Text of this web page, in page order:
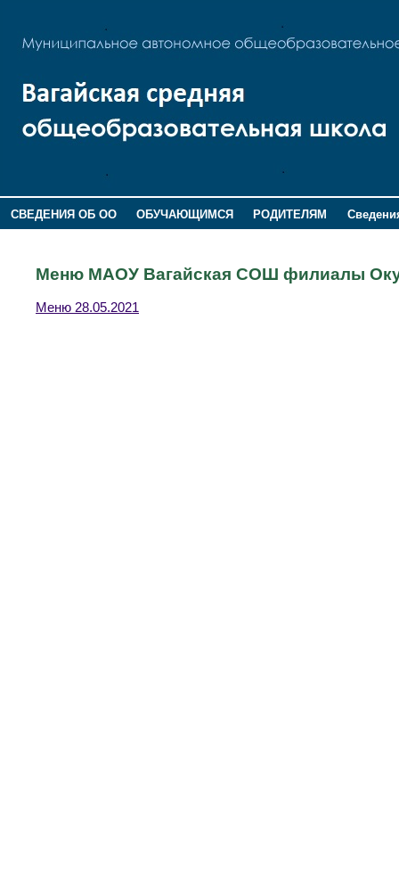
СВЕДЕНИЯ ОБ ОО ОБУЧАЮЩИМСЯ РОДИТЕЛЯМ
Меню МАОУ Вагайская СОШ филиалы
Меню 28.05.2021